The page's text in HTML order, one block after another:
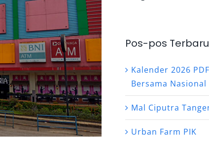
Pos-pos Terbaru
Kalender 2026
Bersama Nasional
Mal Ciputra
Urban Farm PIK